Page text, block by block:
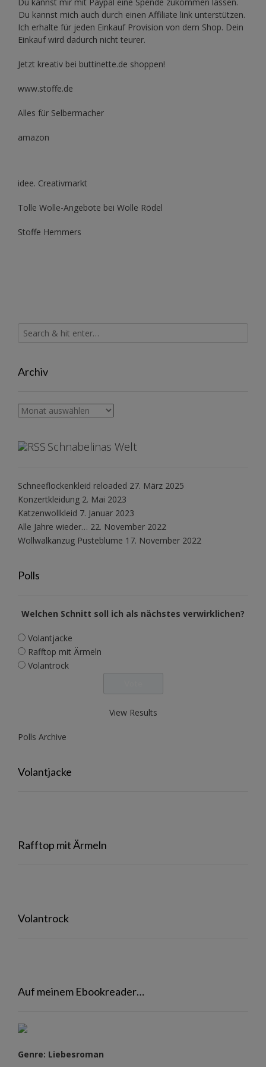
Du kannst mich auch durch einen Affiliate link unterstützen.
Ich erhalte für jeden Einkauf Provision von dem Shop. Dein
Einkauf wird dadurch nicht teurer.
Jetzt kreativ bei buttinette.de shoppen!
www.stoffe.de
Alles für Selbermacher
amazon
idee. Creativmarkt
Tolle Wolle-Angebote bei Wolle Rödel
Stoffe Hemmers
Archiv
Archiv
Schnabelinas Welt
Schneeflockenkleid reloaded 27. März 2025
Konzertkleidung 2. Mai 2023
Katzenwollkleid 7. Januar 2023
Alle Jahre wieder… 22. November 2022
Wollwalkanzug Pusteblume 17. November 2022
Polls
Welchen Schnitt soll ich als nächstes verwirklichen?
Volantjacke
Rafftop mit Ärmeln
Volantrock
View Results
Polls Archive
Volantjacke
Rafftop mit Ärmeln
Volantrock
Auf meinem Ebookreader…
Genre: Liebesroman